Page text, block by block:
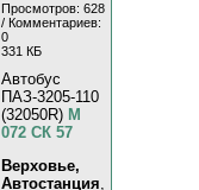
Просмотров: 628
/ Комментариев:
0
331 КБ
Автобус
ПАЗ-3205-110
(32050R) М
072 СК 57
Верховье,
Автостанция,